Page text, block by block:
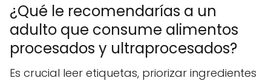
¿Qué le recomendarías a un
adulto que consume alimentos
procesados y ultraprocesados?
Es crucial leer etiquetas, priorizar ingredientes